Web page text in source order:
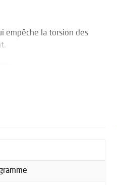
empêche la torsion des
la plaque latérale tout en